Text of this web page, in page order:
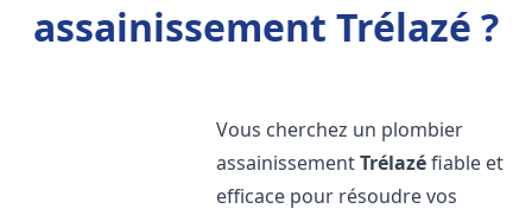
assainissement Trélazé ?
Vous cherchez un plombier
assainissementTrélazéfiable et
efficace pour résoudre vos